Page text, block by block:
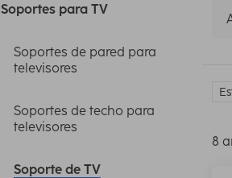
Soportes para TV
Soportes de pared para
televisores
Soportes de techo para
televisores
Soporte de TV
8